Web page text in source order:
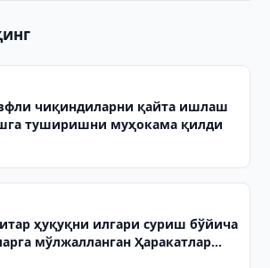
чиқиндиларни қайта ишлаш
туширишни муҳокама қилди
ҳуқуқни илгари суриш бўйича
мўлжалланган Ҳаракатлар